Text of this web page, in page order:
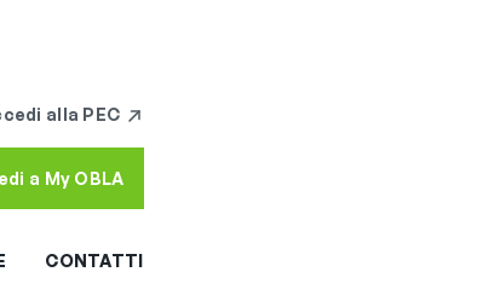
alla PEC
a My OBLA
CONTATTI